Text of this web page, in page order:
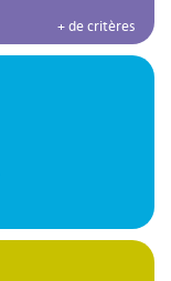
+ de critères